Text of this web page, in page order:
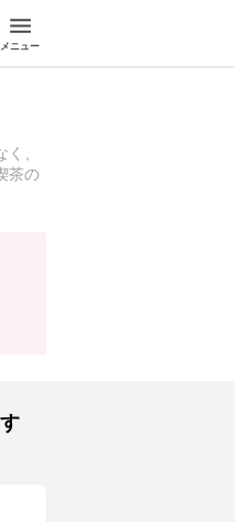
メニュー
、
茶の